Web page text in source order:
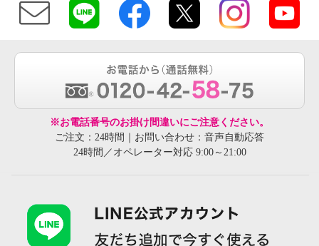
※お電話番号のお掛け間違いにご注意ください。
ご注文：24時間｜お問い合わせ：音声自動応答
24時間／オペレーター対応 9:00～21:00